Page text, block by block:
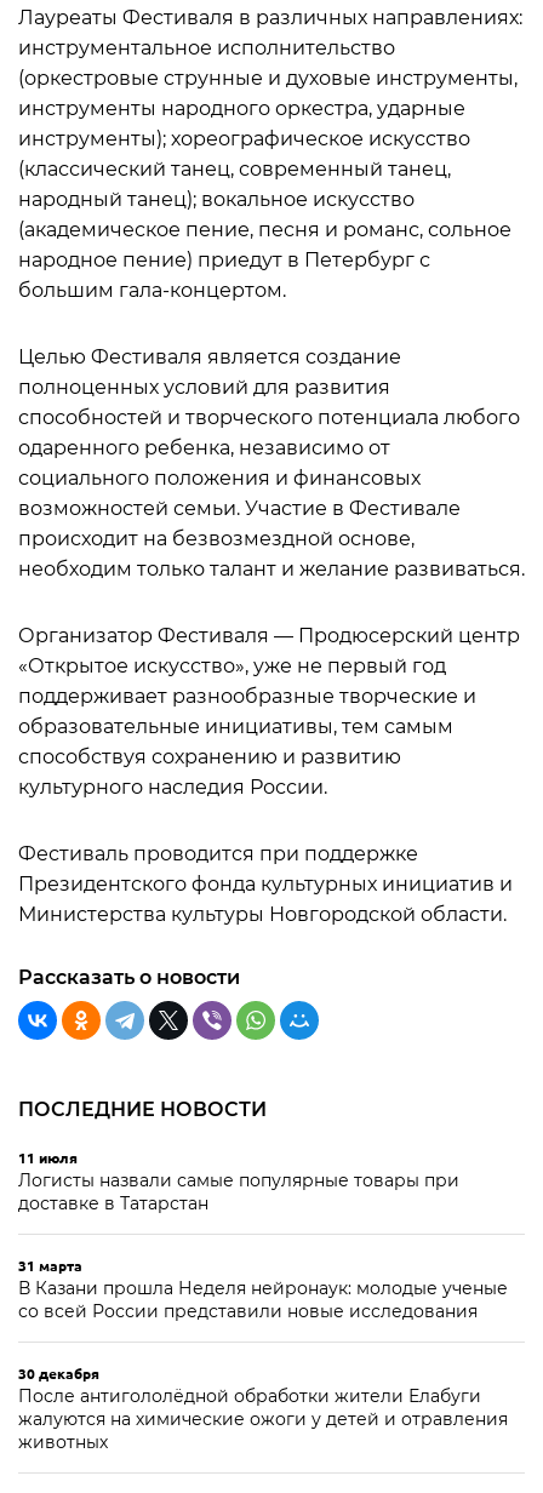
Лауреаты Фестиваля в различных направлениях:
инструментальное исполнительство
(оркестровые струнные и духовые инструменты,
инструменты народного оркестра, ударные
инструменты); хореографическое искусство
(классический танец, современный танец,
народный танец); вокальное искусство
(академическое пение, песня и романс, сольное
народное пение) приедут в Петербург с
большим гала-концертом.
Целью Фестиваля является создание
полноценных условий для развития
способностей и творческого потенциала любого
одаренного ребенка, независимо от
социального положения и финансовых
возможностей семьи. Участие в Фестивале
происходит на безвозмездной основе,
необходим только талант и желание развиваться.
Организатор Фестиваля — Продюсерский центр
«Открытое искусство», уже не первый год
поддерживает разнообразные творческие и
образовательные инициативы, тем самым
способствуя сохранению и развитию
культурного наследия России.
Фестиваль проводится при поддержке
Президентского фонда культурных инициатив и
Министерства культуры Новгородской области.
Рассказать о новости
ПОСЛЕДНИЕ НОВОСТИ
11 июля
Логисты назвали самые популярные товары при
доставке в Татарстан
31 марта
В Казани прошла Неделя нейронаук: молодые ученые
со всей России представили новые исследования
30 декабря
После антигололёдной обработки жители Елабуги
жалуются на химические ожоги у детей и отравления
животных